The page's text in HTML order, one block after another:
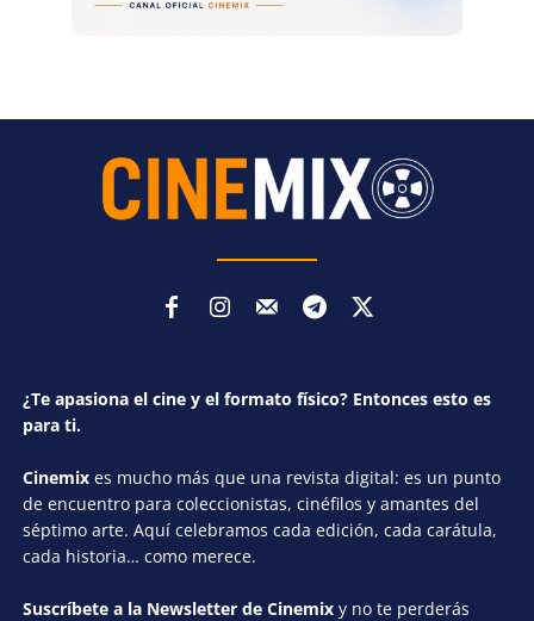
¿Te apasiona el cine y el formato físico? Entonces esto es
para ti.
Cinemix es mucho más que una revista digital: es un punto
de encuentro para coleccionistas, cinéfilos y amantes del
séptimo arte. Aquí celebramos cada edición, cada carátula,
cada historia… como merece.
Suscríbete a la Newsletter de Cinemix y no te perderás